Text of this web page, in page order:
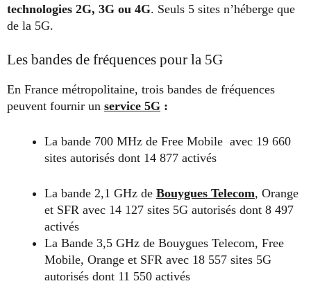
technologies 2G, 3G ou 4G. Seuls 5 sites n’héberge que
de la 5G.
Les bandes de fréquences pour la 5G
En France métropolitaine, trois bandes de fréquences
peuvent fournir un service 5G :
La bande 700 MHz de Free Mobile avec 19 660
sites autorisés dont 14 877 activés
La bande 2,1 GHz de Bouygues Telecom, Orange
et SFR avec 14 127 sites 5G autorisés dont 8 497
activés
La Bande 3,5 GHz de Bouygues Telecom, Free
Mobile, Orange et SFR avec 18 557 sites 5G
autorisés dont 11 550 activés